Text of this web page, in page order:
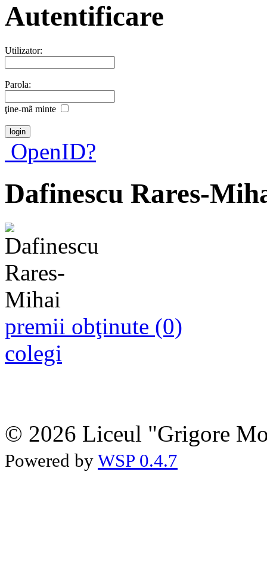
Autentificare
Utilizator:
Parola:
ţine-mã minte
OpenID?
Dafinescu Rares-
premii obţinute (0)
colegi
© 2026 Liceul "Grigore
Powered by WSP 0.4.7